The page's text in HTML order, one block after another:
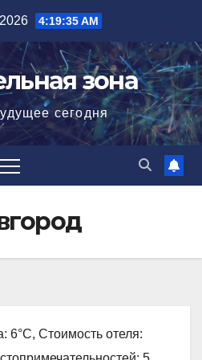
4:19:36 AM
зона
сегодня
6°C, Стоимость отеля: